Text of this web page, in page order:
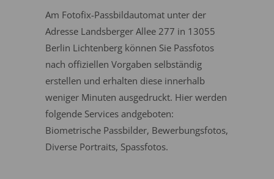
Am Fotofix-Passbildautomat unter der
Adresse Landsberger Allee 277 in 13055
Berlin Lichtenberg können Sie Passfotos
nach offiziellen Vorgaben selbständig
erstellen und erhalten diese innerhalb
weniger Minuten ausgedruckt. Hier werden
folgende Services andgeboten:
Biometrische Passbilder, Bewerbungsfotos,
Diverse Portraits, Spassfotos.